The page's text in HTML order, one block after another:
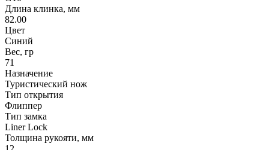
Длина клинка, мм
82.00
Цвет
Синий
Вес, гр
71
Назначение
Туристический нож
Тип открытия
Флиппер
Тип замка
Liner Lock
Толщина рукояти, мм